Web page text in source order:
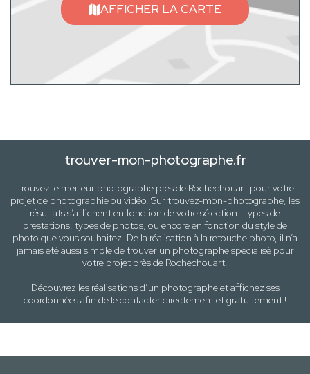
AFFICHER LA CARTE
trouver-mon-photographe.fr
Trouvez le meilleur photographe près de Rochechouart pour votre
projet de photographie ou vidéo. Sur trouvez-mon-photographe, les
résultats s’affichent en fonction de votre sélection : types de
prestations, types de photos, ou encore en fonction du stylede
photo que vous souhaitez. De la réalisation à la retouche photo, il n’a
jamais été aussi simple de trouver un photographe spécialisé pour
votre projet près de Rochechouart.
Découvrez les réalisations d’un photographe et affichez ses
coordonnées afin de le contacter directement et gratuitement !